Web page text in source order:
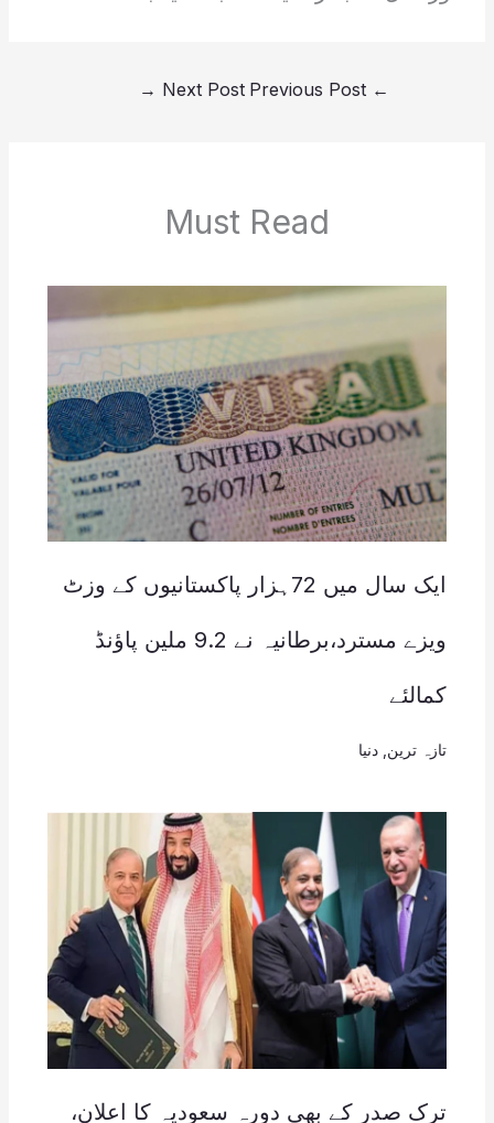
←
Next Post
→
Must Read
ایک سال میں 72ہزار پاکستانیوں کے وزٹ
ویزے مسترد،برطانیہ نے 9.2 ملین پاؤنڈ
کمالئے
تازہ ترین دنیا
ترک صدر کے بھی دورہ سعودیہ کا اعلان،